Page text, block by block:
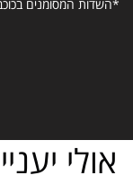
*השדות המסומנים
אולי